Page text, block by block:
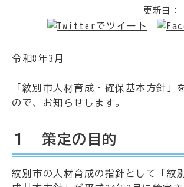
更新日：
令和8年3月
「紋別市人材育成・確保基本方針」
ので、お知らせします。
１ 策定の目的
紋別市の人材育成の指針として「紋